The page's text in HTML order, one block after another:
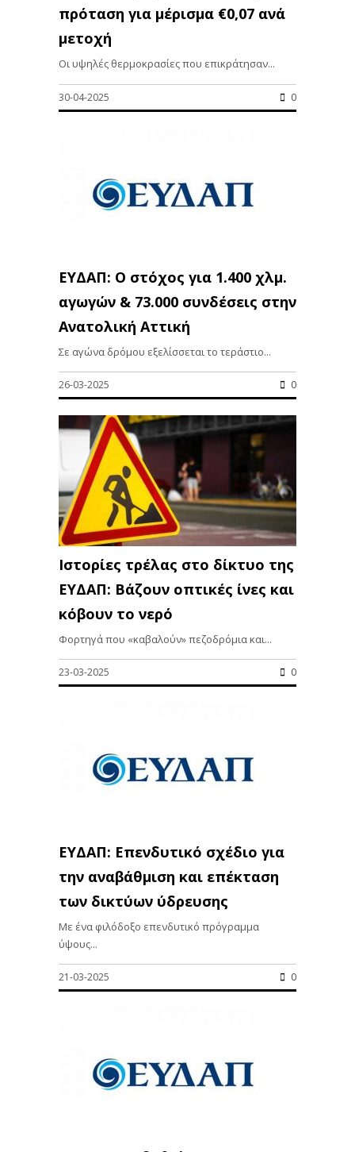
πρόταση για μέρισμα €0,07 ανά
μετοχή
Οι υψηλές θερμοκρασίες που επικράτησαν...
30-04-2025 0
ΕΥΔΑΠ: Ο στόχος για 1.400 χλμ.
αγωγών & 73.000 συνδέσεις στην
Ανατολική Αττική
Σε αγώνα δρόμου εξελίσσεται το τεράστιο...
26-03-2025 0
Iστορίες τρέλας στο δίκτυο της
ΕΥΔΑΠ: Βάζουν οπτικές ίνες και
κόβουν το νερό
Φορτηγά που «καβαλούν» πεζοδρόμια και...
23-03-2025 0
ΕΥΔΑΠ: Επενδυτικό σχέδιο για
την αναβάθμιση και επέκταση
των δικτύων ύδρευσης
Με ένα φιλόδοξο επενδυτικό πρόγραμμα
ύψους...
21-03-2025 0